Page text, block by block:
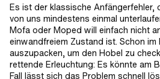
Es ist der klassische Anfängerfehler,
von uns mindestens einmal
Mofa oder Moped will einfach nicht
einwandfreiem Zustand ist. Schon
auszupacken, um den Hobel zu
rettende Erleuchtung: Es könnte am
Fall lässt sich das Problem schnell